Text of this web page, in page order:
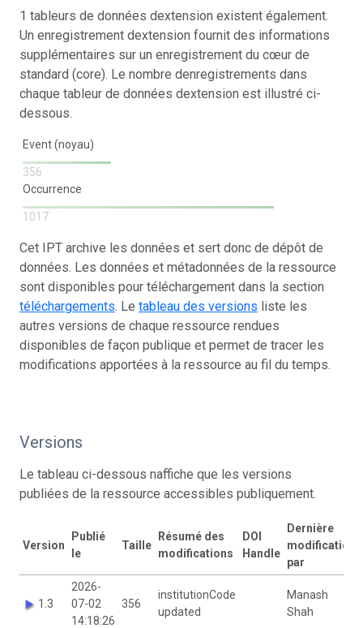
1 tableurs de données dextension existent également.
Un enregistrement dextension fournit des informations
supplémentaires sur un enregistrement du cœur de
standard (core). Le nombre denregistrements dans
chaque tableur de données dextension est illustré ci-
dessous.
Event (noyau)
356
Occurrence
1017
Cet IPT archive les données et sert donc de dépôt de
données. Les données et métadonnées de la ressource
sont disponibles pour téléchargement dans la section
téléchargements. Le tableau des versions liste les
autres versions de chaque ressource rendues
disponibles de façon publique et permet de tracer les
modifications apportées à la ressource au fil du temps.
Versions
Le tableau ci-dessous naffiche que les versions
publiées de la ressource accessibles publiquement.
Version
Publié
le
Taille
Résumé des
modifications
DOI
Handle
Dernière
modification
par
1.3
2026-
07-02
14:18:26
356
institutionCode
updated
Manash
Shah